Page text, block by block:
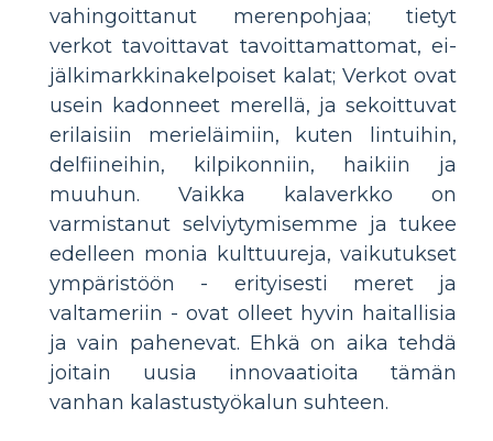
vahingoittanut merenpohjaa; tietyt
verkot tavoittavat tavoittamattomat, ei-
jälkimarkkinakelpoiset kalat; Verkot ovat
usein kadonneet merellä, ja sekoittuvat
erilaisiin merieläimiin, kuten lintuihin,
delfiineihin, kilpikonniin, haikiin ja
muuhun. Vaikka kalaverkko on
varmistanut selviytymisemme ja tukee
edelleen monia kulttuureja, vaikutukset
ympäristöön - erityisesti meret ja
valtameriin - ovat olleet hyvin haitallisia
ja vain pahenevat. Ehkä on aika tehdä
joitain uusia innovaatioita tämän
vanhan kalastustyökalun suhteen.